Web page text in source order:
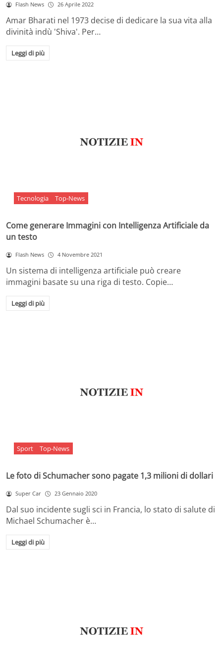
Flash News 26 Aprile 2022
Amar Bharati nel 1973 decise di dedicare la sua vita alla
divinità indù 'Shiva'. Per…
Leggi di più
Tecnologia Top-News
Come generare Immagini con Intelligenza Artificiale da
un testo
Flash News 4 Novembre 2021
Un sistema di intelligenza artificiale può creare
immagini basate su una riga di testo. Copie…
Leggi di più
Sport Top-News
Le foto di Schumacher sono pagate 1,3 milioni di dollari
Super Car 23 Gennaio 2020
Dal suo incidente sugli sci in Francia, lo stato di salute di
Michael Schumacher è…
Leggi di più